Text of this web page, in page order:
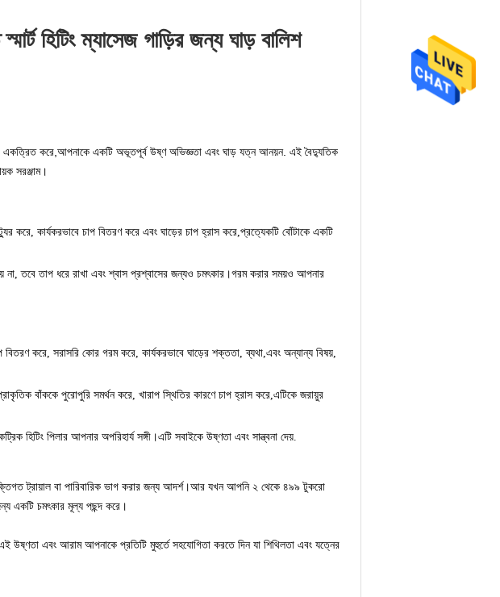
হিটিং ম্যাসেজ গাড়ির জন্য ঘাড় বালিশ
একত্রিত করে,আপনাকে একটি অভূতপূর্ব উষ্ণ অভিজ্ঞতা এবং ঘাড় যত্ন আনয়ন. এই বৈদ্যুতিক
সরঞ্জাম।
করে, কার্যকরভাবে চাপ বিতরণ করে এবং ঘাড়ের চাপ হ্রাস করে,প্রত্যেকটি বোঁটাকে একটি
না, তবে তাপ ধরে রাখা এবং শ্বাস প্রশ্বাসের জন্যও চমৎকার।গরম করার সময়ও আপনার
বিতরণ করে, সরাসরি কোর গরম করে, কার্যকরভাবে ঘাড়ের শক্ততা, ব্যথা,এবং অন্যান্য বিষয়,
বাঁককে পুরোপুরি সমর্থন করে, খারাপ স্থিতির কারণে চাপ হ্রাস করে,এটিকে জরায়ুর
হিটিং পিলার আপনার অপরিহার্য সঙ্গী।এটি সবাইকে উষ্ণতা এবং সান্ত্বনা দেয়.
ট্রায়াল বা পারিবারিক ভাগ করার জন্য আদর্শ।আর যখন আপনি ২ থেকে ৪৯৯ টুকরো
একটি চমৎকার মূল্য পছন্দ করে।
উষ্ণতা এবং আরাম আপনাকে প্রতিটি মুহুর্তে সহযোগিতা করতে দিন যা শিথিলতা এবং যত্নের